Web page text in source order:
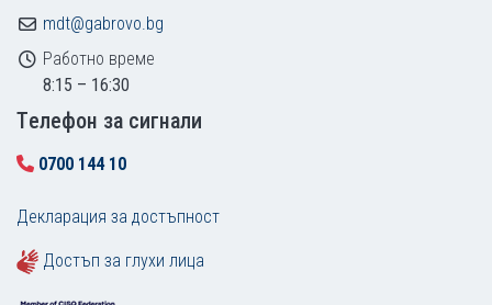
mdt@gabrovo.bg
Работно време
8:15 – 16:30
Tелефон за сигнали
0700 144 10
Декларация за достъпност
Достъп за глухи лица